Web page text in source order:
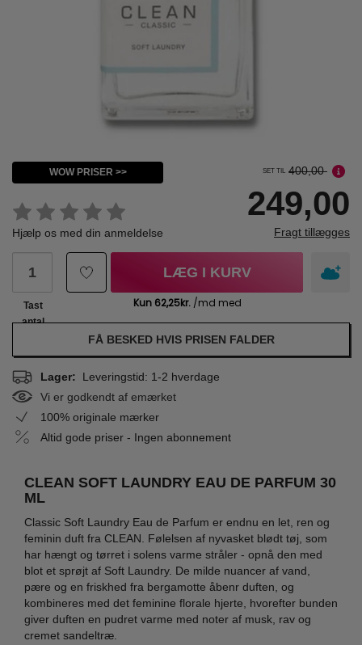
WOW PRISER >>
Hjælp os med din anmeldelse
SET TIL 400,00
249,00
Fragt tillægges
Tast
antal
LÆG I KURV
FÅ BESKED HVIS PRISEN FALDER
Lager: Leveringstid: 1-2 hverdage
Vi er godkendt af emærket
100% originale mærker
Altid gode priser - Ingen abonnement
CLEAN SOFT LAUNDRY EAU DE PARFUM 30
ML
Classic Soft Laundry Eau de Parfum er endnu en let, ren og
feminin duft fra CLEAN. Følelsen af nyvasket blødt tøj, som
har hængt og tørret i solens varme stråler - opnå den med
blot et sprøjt af Soft Laundry. De milde nuancer af vand,
pære og en friskhed fra bergamotte åbenr duften, og
kombineres med det feminine florale hjerte, hvorefter bunden
giver duften en pudret varme med noter af musk, rav og
cremet sandeltræ.